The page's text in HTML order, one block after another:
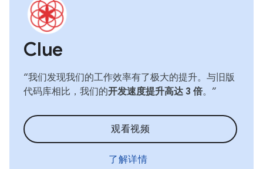
Clue
“我们发现我们的工作效率有了极大的提升。与旧版
代码库相比，我们的开发速度提升高达 3 倍。”
观看视频
了解详情